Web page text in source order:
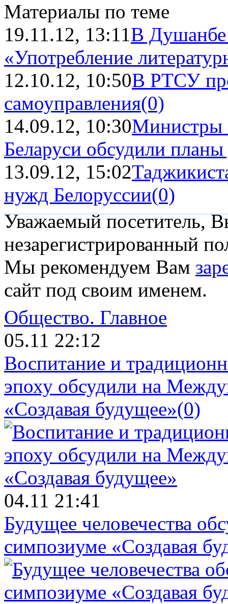
Материалы по теме
19.11.12, 13:11В Душанбе
«Употребление
12.10.12, 10:50В РТСУ
самоуправления(0)
14.09.12, 10:30Министры
Беларуси обсудили
13.09.12, 15:02
нужд Белоруссии(0)
Уважаемый посетитель,
незарегистрированный
Мы рекомендуем Вам
сайт под своим именем.
Общество. Главное
05.11 22:12
Воспитание и
эпоху обсудили на
«Создавая будущее»(0)
04.11 21:41
Будущее человечества
симпозиуме «Создавая